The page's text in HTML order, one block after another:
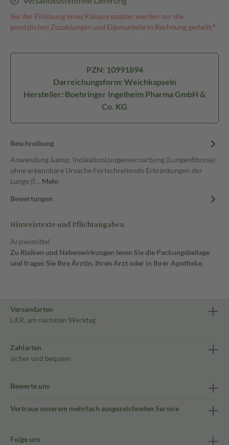
Bei der Einlösung eines Kassenrezeptes werden nur die
gesetzlichen Zuzahlungen und Eigenanteile in Rechnung gestellt.⁴
PZN: 10991894
Darreichungsform: Weichkapseln
Hersteller: Boehringer Ingelheim Pharma GmbH &
Co. KG
Beschreibung
Anwendung &amp; IndikationLungenvernarbung (Lungenfibrose)
ohne erkennbare Ursache Fortschreitende Erkrankungen der
Lunge (f… Mehr
Bewertungen
Hinweistexte und Pflichtangaben
Arzneimittel
Zu Risiken und Nebenwirkungen lesen Sie die Packungsbeilage
und fragen Sie Ihre Ärztin, Ihren Arzt oder in Ihrer Apotheke.
Versandarten
i.d.R. am nächsten Werktag
Zahlarten
sicher und bequem
Bewerte uns
Vertraue unserem mehrfach ausgezeichneten Service
Folge uns